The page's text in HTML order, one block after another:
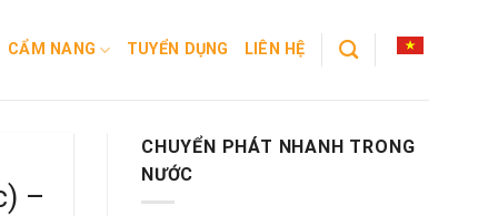
CẨM NANG TUYỂN DỤNG LIÊN HỆ
–
CHUYỂN PHÁT NHANH TRONG
NƯỚC